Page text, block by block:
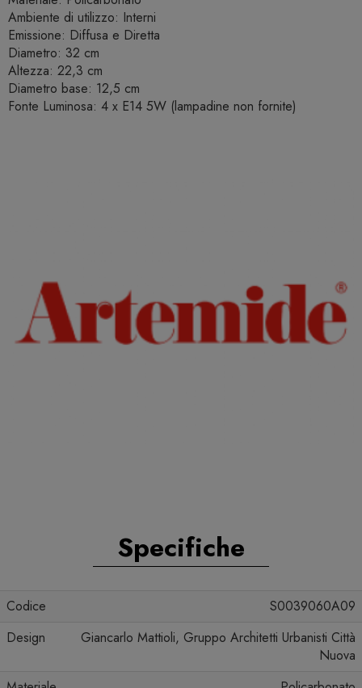
Ambiente di utilizzo: Interni
Emissione: Diffusa e Diretta
Diametro: 32 cm
Altezza: 22,3 cm
Diametro base: 12,5 cm
Fonte Luminosa: 4 x E14 5W (lampadine non fornite)
Specifiche
Codice
S0039060A09
Design
Giancarlo Mattioli, Gruppo Architetti Urbanisti Città
Nuova